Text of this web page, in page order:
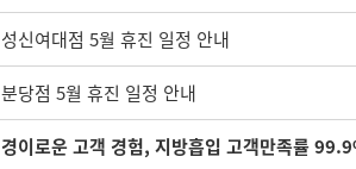
성신여대점 5월 휴진 일정 안내
분당점 5월 휴진 일정 안내
경이로운 고객 경험, 지방흡입 고객만족률